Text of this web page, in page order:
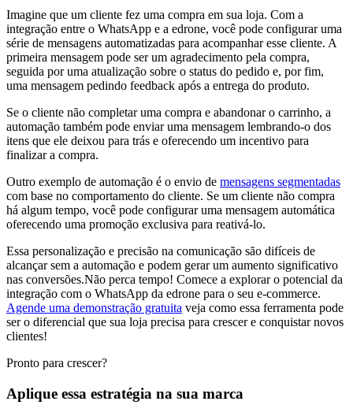
Imagine que um cliente fez uma compra em sua loja. Com a
integração entre o WhatsApp e a edrone, você pode configurar uma
série de mensagens automatizadas para acompanhar esse cliente. A
primeira mensagem pode ser um agradecimento pela compra,
seguida por uma atualização sobre o status do pedido e, por fim,
uma mensagem pedindo feedback após a entrega do produto.
Se o cliente não completar uma compra e abandonar o carrinho, a
automação também pode enviar uma mensagem lembrando-o dos
itens que ele deixou para trás e oferecendo um incentivo para
finalizar a compra.
Outro exemplo de automação é o envio de mensagens segmentadas
com base no comportamento do cliente. Se um cliente não compra
há algum tempo, você pode configurar uma mensagem automática
oferecendo uma promoção exclusiva para reativá-lo.
Essa personalização e precisão na comunicação são difíceis de
alcançar sem a automação e podem gerar um aumento significativo
nas conversões.Não perca tempo! Comece a explorar o potencial da
integração com o WhatsApp da edrone para o seu e-commerce.
Agende uma demonstração gratuita veja como essa ferramenta pode
ser o diferencial que sua loja precisa para crescer e conquistar novos
clientes!
Pronto para crescer?
Aplique essa estratégia na sua marca